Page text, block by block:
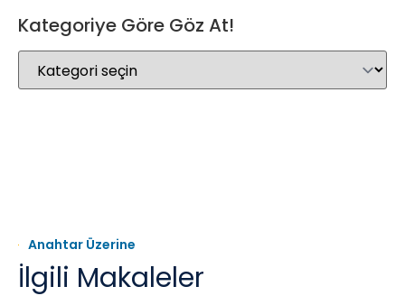
Kategoriye Göre Göz At!
Anahtar Üzerine
İlgili Makaleler